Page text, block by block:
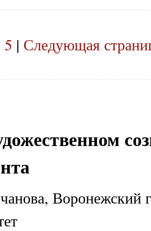
5 | Следующая
Воронежский